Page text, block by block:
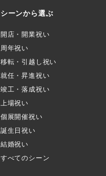
シーンから選ぶ
開店・開業祝い
周年祝い
移転・引越し祝い
就任・昇進祝い
竣工・落成祝い
上場祝い
個展開催祝い
誕生日祝い
結婚祝い
すべてのシーン